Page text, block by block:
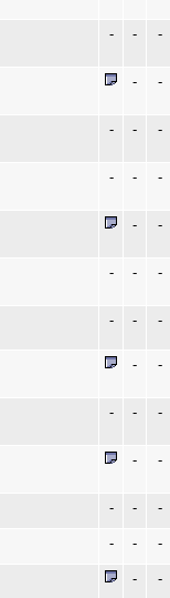
- - -
- -
- - -
- - -
- -
- - -
- - -
- -
- - -
- -
- - -
- - -
- -